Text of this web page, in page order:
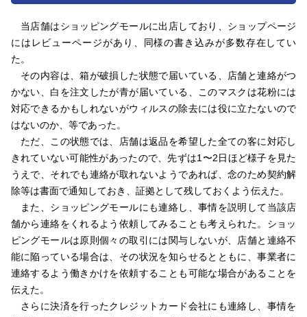
当店舗はショッピングモールに出店しており、ショップページ
にはレビューページがあり、同様の書き込みが多数存在してい
た。
その内容は、箱が破損した状態で届いている、店舗と連絡がつ
かない、白を注文したが青が届いている、このマスクは花粉には
対応できるかもしれないがウィルスの除去には役に立たないので
はないのか、等であった。
ただ、この状態では、店舗は返品を希望した全ての客に対応し
きれていない可能性があったので、先ずは1〜2日ほど様子を見た
うえで、それでも連絡が取れないようであれば、念のため契約解
除等は書面で通知しておき、証拠として残しておくよう伝えた。
また、ショッピングモールにも連絡し、事情を説明して当該店
舗から連絡をくれるよう依頼してみることも考えられた。ショッ
ピングモールは原則個々の取引には関与しないが、店舗と連絡不
能に陥っている場合は、その状況を知らせるとともに、事業者に
連絡するよう働きかけを依頼することも可能な場合があることを
伝えた。
さらに決済を行ったクレジットカード会社にも連絡し、事情を